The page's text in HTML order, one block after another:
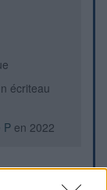
écriteau
P en 2022